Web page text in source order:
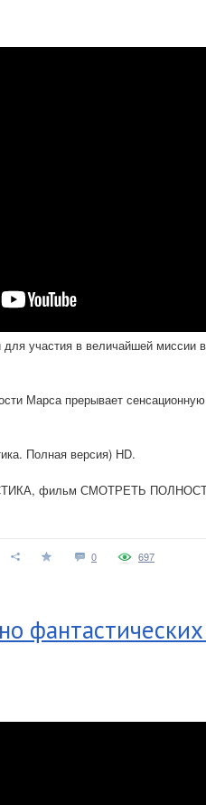
для участия в величайшей миссии
Марса прерывает
Полная версия) HD.
фильм СМОТРЕТЬ
0 697